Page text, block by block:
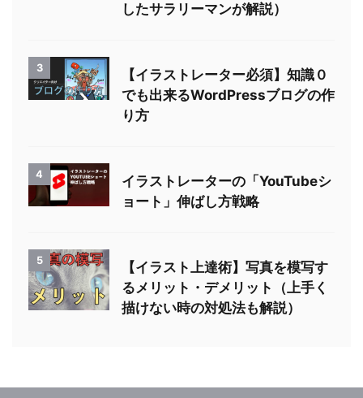
したサラリーマンが解説）
3
【イラストレーター必須】知識０
でも出来るWordPressブログの作
り方
4
イラストレーターの「YouTubeシ
ョート」伸ばし方戦略
5
【イラスト上達術】写真を模写す
るメリット・デメリット（上手く
描けない時の対処法も解説）